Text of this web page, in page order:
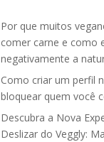
Por que muitos
comer carne e como
negativamente a
Como criar um perfil
bloquear quem você
Descubra a Nova
Deslizar do Veggly: